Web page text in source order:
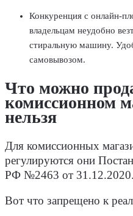
Конкуренция с онлайн-
владельцам неудобно
стиральную машину.
самовывозом.
Что можно
комиссионном
нельзя
Для комиссионных
регулируются они
РФ №2463 от 31.12.2020.
Вот что запрещено к